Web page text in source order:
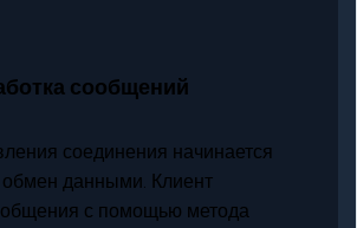
сообщений
соединения начинается
обмен данными. Клиент
с помощью метода